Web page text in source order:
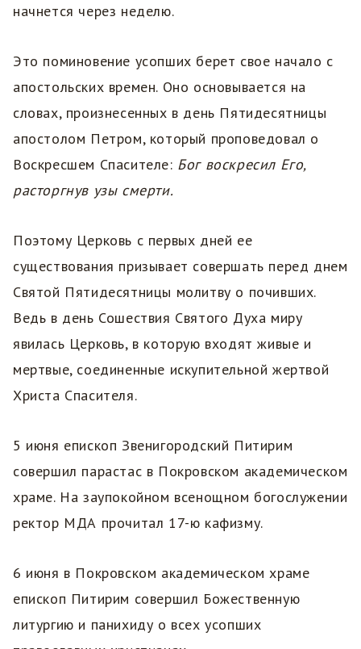
начнется через неделю.
Это поминовение усопших берет свое начало с
апостольских времен. Оно основывается на
словах, произнесенных в день Пятидесятницы
апостолом Петром, который проповедовал о
Воскресшем Спасителе: Бог воскресил Его,
расторгнув узы смерти.
Поэтому Церковь с первых дней ее
существования призывает совершать перед днем
Святой Пятидесятницы молитву о почивших.
Ведь в день Сошествия Святого Духа миру
явилась Церковь, в которую входят живые и
мертвые, соединенные искупительной жертвой
Христа Спасителя.
5 июня епископ Звенигородский Питирим
совершил парастас в Покровском академическом
храме. На заупокойном всенощном богослужении
ректор МДА прочитал 17-ю кафизму.
6 июня в Покровском академическом храме
епископ Питирим совершил Божественную
литургию и панихиду о всех усопших